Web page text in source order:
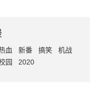
血 新番 搞笑
机战
园 2020